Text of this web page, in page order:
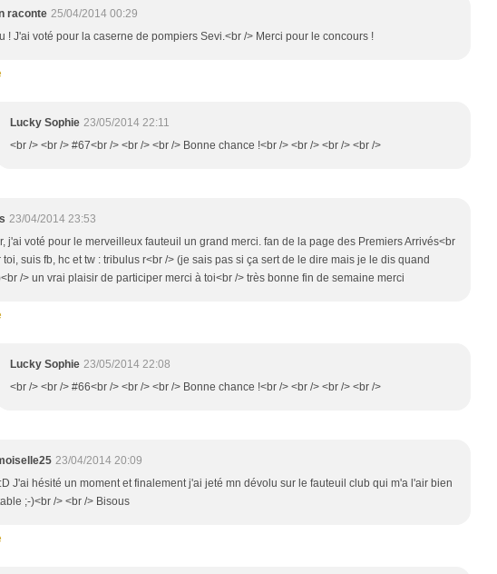
raconte 25/04/2014 00:29
! J'ai voté pour la caserne de pompiers Sevi.<br /> Merci pour le concours !
Lucky Sophie 23/05/2014 22:11
<br /> <br /> #67<br /> <br /> <br /> Bonne chance !<br /> <br /> <br /> <br />
23/04/2014 23:53
j'ai voté pour le merveilleux fauteuil un grand merci. fan de la page des Premiers Arrivés<br
toi, suis fb, hc et tw : tribulus r<br /> (je sais pas si ça sert de le dire mais je le dis quand
/> un vrai plaisir de participer merci à toi<br /> très bonne fin de semaine merci
Lucky Sophie 23/05/2014 22:08
<br /> <br /> #66<br /> <br /> <br /> Bonne chance !<br /> <br /> <br /> <br />
23/04/2014 20:09
J'ai hésité un moment et finalement j'ai jeté mn dévolu sur le fauteuil club qui m'a l'air bien
;-)<br /> <br /> Bisous